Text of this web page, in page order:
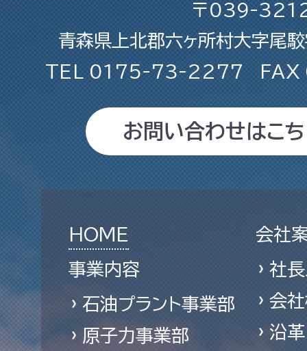
〒039-
青森県上北郡六ヶ所村大字
TEL 0175-73-2277 FAX
お問い合わせはこ
HOME
事業内容
石油プラント事業部
原子力事業部
会社
社長
会
沿革